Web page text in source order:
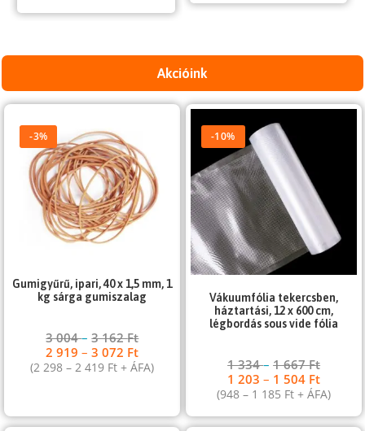
Akcióink
-3%
Gumigyűrű, ipari, 40 x 1,5 mm, 1
kg sárga gumiszalag
3 004–3 162Ft
2 919–3 072 Ft
(2 298– 2 419 Ft + ÁFA)
-10%
Vákuumfólia tekercsben,
háztartási, 12 x 600 cm,
légbordás sous vide fólia
1 334–1 667Ft
1 203– 1 504 Ft
(948– 1 185 Ft + ÁFA)